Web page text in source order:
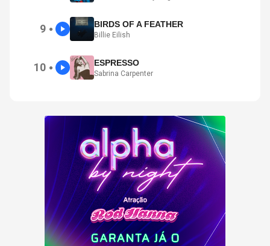
9 ● BIRDS OF A FEATHER
Billie Eilish
10 ● ESPRESSO
Sabrina Carpenter